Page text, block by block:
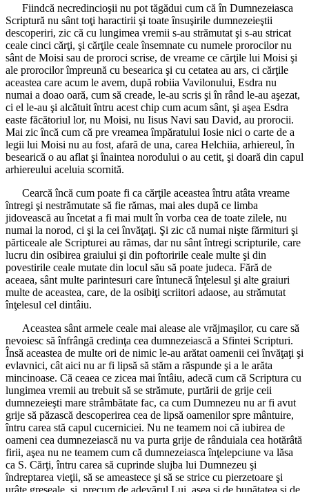
Fiindcă necredincioşii nu pot tăgădui cum că în Dumnezeiasca
Scriptură nu sânt toţi haractirii şi toate însuşirile dumnezeieştii
descoperiri, zic că cu lungimea vremii s-au strămutat şi s-au stricat
ceale cinci cărţi, şi cărţile ceale însemnate cu numele prorocilor nu
sânt de Moisi sau de proroci scrise, de vreame ce cărţile lui Moisi şi
ale prorocilor împreună cu besearica şi cu cetatea au ars, ci cărţile
aceastea care acum le avem, după robiia Vavilonului, Esdra nu
numai a doao oară, cum să creade, le-au scris şi în rând le-au aşezat,
ci el le-au şi alcătuit întru acest chip cum acum sânt, şi aşea Esdra
easte făcătoriul lor, nu Moisi, nu Iisus Navi sau David, au prorocii.
Mai zic încă cum că pre vreamea împăratului Iosie nici o carte de a
legii lui Moisi nu au fost, afară de una, carea Helchiia, arhiereul, în
besearică o au aflat şi înaintea norodului o au cetit, şi doară din capul
arhiereului aceluia scornită.
Cearcă încă cum poate fi ca cărţile aceastea întru atâta vreame
întregi şi nestrămutate să fie rămas, mai ales după ce limba
jidovească au încetat a fi mai mult în vorba cea de toate zilele, nu
numai la norod, ci şi la cei învăţaţi. Şi zic că numai nişte fărmituri şi
părticeale ale Scripturei au rămas, dar nu sânt întregi scripturile, care
lucru din osibirea graiului şi din poftoririle ceale multe şi din
povestirile ceale mutate din locul său să poate judeca. Fără de
aceaea, sânt multe parintesuri care întunecă înţelesul şi alte graiuri
multe de aceastea, care, de la osibiţi scriitori adaose, au strămutat
înţelesul cel dintâiu.
Aceastea sânt armele ceale mai alease ale vrăjmaşilor, cu care să
nevoiesc să înfrângă credinţa cea dumnezeiască a Sfintei Scripturi.
Însă aceastea de multe ori de nimic le-au arătat oamenii cei învăţaţi şi
evlavnici, cât aici nu ar fi lipsă să stăm a răspunde şi a le arăta
mincinoase. Că ceaea ce zicea mai întâiu, adecă cum că Scriptura cu
lungimea vremii au trebuit să se strămute, purtării de grije ceii
dumnezeieşti mare strâmbătate fac, ca cum Dumnezeu nu ar fi avut
grije să păzască descoperirea cea de lipsă oamenilor spre mântuire,
întru carea stă capul cucerniciei. Nu ne teamem noi că iubirea de
oameni cea dumnezeiască nu va purta grije de rânduiala cea hotărâtă
firii, aşea nu ne teamem cum că dumnezeiasca înţelepciune va lăsa
ca S. Cărţi, întru carea să cuprinde slujba lui Dumnezeu şi
îndreptarea vieţii, să se ameastece şi să se strice cu pierzetoare şi
urâte greşeale, şi, precum de adevărul Lui, aşea şi de bunătatea şi de